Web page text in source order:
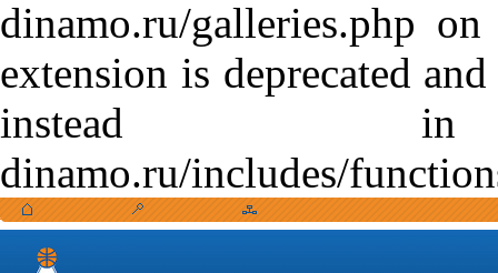
dinamo.ru/galleries.php
extension is deprecated
instead in /var/
dinamo.ru/includes/